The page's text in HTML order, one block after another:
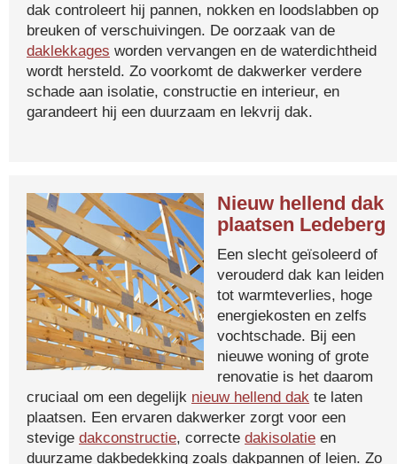
dak controleert hij pannen, nokken en loodslabben op
breuken of verschuivingen. De oorzaak van de
daklekkages worden vervangen en de waterdichtheid
wordt hersteld. Zo voorkomt de dakwerker verdere
schade aan isolatie, constructie en interieur, en
garandeert hij een duurzaam en lekvrij dak.
Nieuw hellend dak
plaatsen Ledeberg
Een slecht geïsoleerd of
verouderd dak kan leiden
tot warmteverlies, hoge
energiekosten en zelfs
vochtschade. Bij een
nieuwe woning of grote
renovatie is het daarom
cruciaal om een degelijk nieuw hellend dak te laten
plaatsen. Een ervaren dakwerker zorgt voor een
stevige dakconstructie, correcte dakisolatie en
duurzame dakbedekking zoals dakpannen of leien. Zo